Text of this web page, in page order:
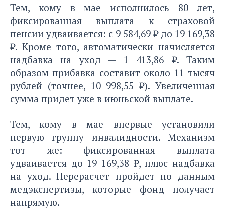
Тем, кому в мае исполнилось 80 лет,
фиксированная выплата к страховой
пенсии удваивается: с 9 584,69 ₽ до 19 169,38
₽. Кроме того, автоматически начисляется
надбавка на уход — 1 413,86 ₽. Таким
образом прибавка составит около 11 тысяч
рублей (точнее, 10 998,55 ₽). Увеличенная
сумма придет уже в июньской выплате.
Тем, кому в мае впервые установили
первую группу инвалидности. Механизм
тот же: фиксированная выплата
удваивается до 19 169,38 ₽, плюс надбавка
на уход. Перерасчет пройдет по данным
медэкспертизы, которые фонд получает
напрямую.